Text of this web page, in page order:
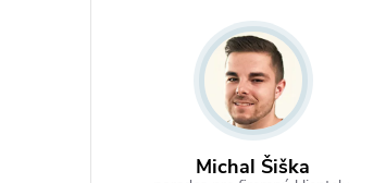
Michal Šiška